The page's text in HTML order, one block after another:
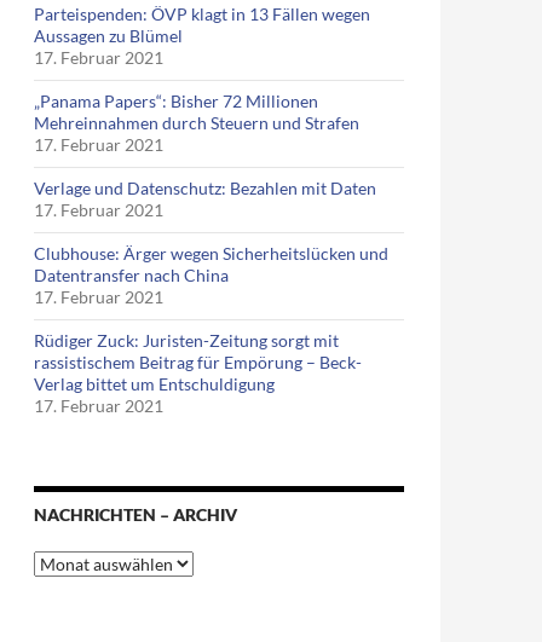
Parteispenden: ÖVP klagt in 13 Fällen wegen
Aussagen zu Blümel
17. Februar 2021
„Panama Papers“: Bisher 72 Millionen
Mehreinnahmen durch Steuern und Strafen
17. Februar 2021
Verlage und Datenschutz: Bezahlen mit Daten
17. Februar 2021
Clubhouse: Ärger wegen Sicherheitslücken und
Datentransfer nach China
17. Februar 2021
Rüdiger Zuck: Juristen-Zeitung sorgt mit
rassistischem Beitrag für Empörung – Beck-
Verlag bittet um Entschuldigung
17. Februar 2021
NACHRICHTEN – ARCHIV
Nachrichten
–